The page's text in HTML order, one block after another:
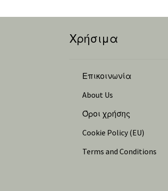
Χρήσιμα
Επικοινωνία
About Us
Όροι χρήσης
Cookie Policy (EU)
Terms and Conditions